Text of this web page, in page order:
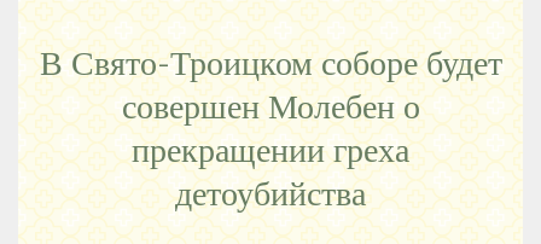
В Свято-Троицком соборе будет
совершен Молебен о
прекращении греха
детоубийства